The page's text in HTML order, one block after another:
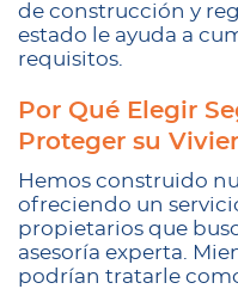
de construcción y
estado le ayuda a
requisitos.
Por Qué Elegir
Proteger su
Hemos construido
ofreciendo un
propietarios que
asesoría experta.
podrían tratarle